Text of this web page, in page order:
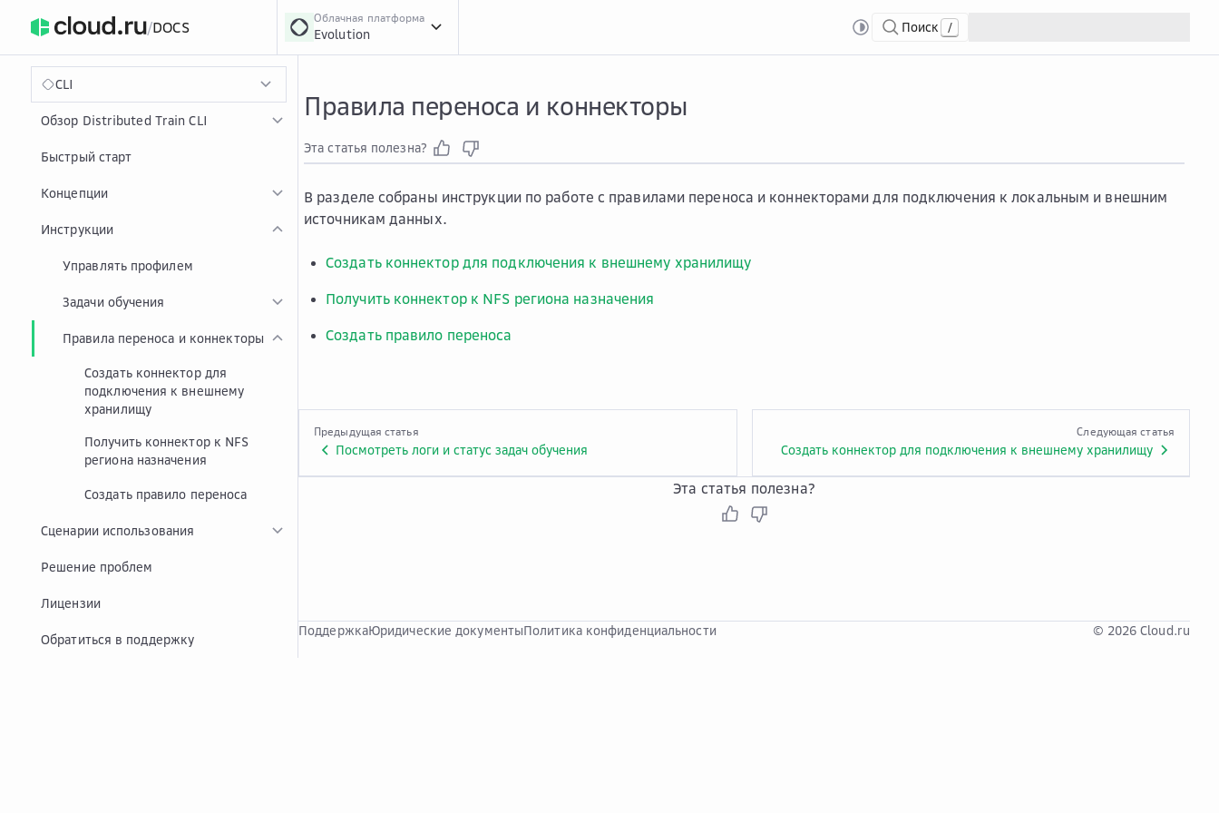
/DOCS
Облачная платформа
Evolution Поиск /
CLI
Обзор Distributed Train CLI
Быстрый старт
Концепции
Инструкции
Управлять профилем
Задачи обучения
Правила переноса и коннекторы
Создать коннектор для
подключения к внешнему
хранилищу
Получить коннектор к NFS
региона назначения
Создать правило переноса
Сценарии использования
Решение проблем
Лицензии
Обратиться в поддержку
Правила переноса и коннекторы
Эта статья полезна?
В разделе собраны инструкции по работе с правилами переноса и коннекторами для подключения к локальным и внешним
источникам данных.
Создать коннектор для подключения к внешнему хранилищу
Получить коннектор к NFS региона назначения
Создать правило переноса
Предыдущая статья
Посмотреть логи и статус задач обучения
Следующая статья
Создать коннектор для подключения к внешнему хранилищу
Эта статья полезна?
ПоддержкаЮридические документыПолитика конфиденциальности © 2026 Cloud.ru